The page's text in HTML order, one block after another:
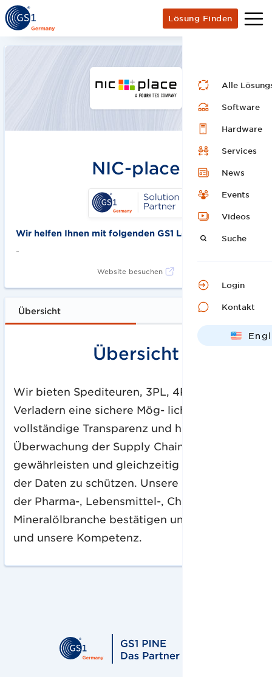
Lösung Finden
Alle
Software
Hardware
Services
News
Events
Videos
Suche
Login
Kontakt
Übersicht
Übersicht
Wir bieten Spediteuren, 3PL, 4PL und
Verladern eine sichere Mög- lichkeit, die
vollständige Transparenz und hochwertige
Überwachung der Supply Chain zu
gewährleisten und gleichzeitig die Integrität
der Daten zu schützen. Unsere Kunden aus
der Pharma-, Lebensmittel-, Chemie- und
Mineralölbranche bestätigen unseren Erfolg
und unsere Kompetenz.
NIC-place
Wir helfen Ihnen mit folgenden GS1 Lösungen:
-
Website besuchen